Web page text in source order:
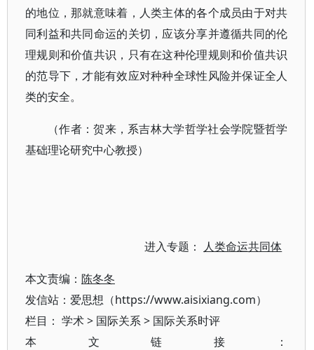
的地位，那就意味着，人类主体的各个成员由于对共
同利益和共同命运的关切，应该分享并遵循共同的伦
理规则和价值共识，只有在这种伦理规则和价值共识
的范导下，才能有效应对种种全球性风险并保证全人
类的安全。
（作者：贺来，系吉林大学哲学社会学院暨哲学
基础理论研究中心教授）
进入专题： 人类命运共同体
本文责编： 陈冬冬
发信站：爱思想（https://www.aisixiang.com）
栏目： 学术> 国际关系> 国际关系时评
本文链接：